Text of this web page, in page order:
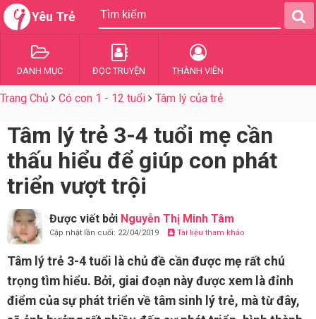
Yêu Trẻ
DANH MỤC ĐỌC TRUYỆN THÀNH VIÊN
Trang Chủ Có con 1 - 12 tuổi Tâm lý của trẻ
Tâm lý trẻ 3-4 tuổi mẹ cần
thấu hiểu để giúp con phát
triển vượt trội
Được viết bởi Nguyễn Thị Minh Tâm
Cập nhật lần cuối: 22/04/2019 Tài liệu tham khảo
Tâm lý trẻ 3-4 tuổi là chủ đề cần được mẹ rất chú
trọng tìm hiểu. Bởi, giai đoạn này được xem là đỉnh
điểm của sự phát triển về tâm sinh lý trẻ, mà từ đây,